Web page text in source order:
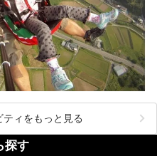
ィをもっと見る
探す